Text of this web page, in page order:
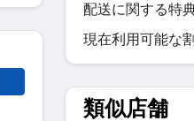
配送に関する特
現在利用可能な
類似店舗